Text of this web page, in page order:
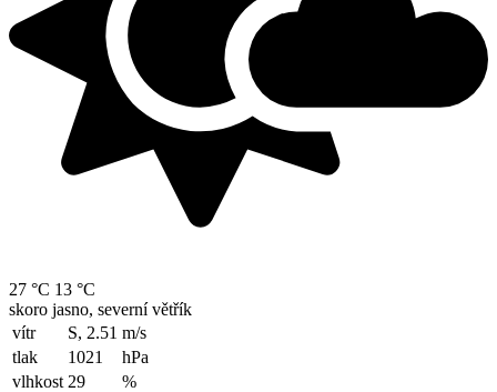
27 °C 13 °C
skoro jasno, severní větřík
vítr
S, 2.51 m/s
tlak
1021
hPa
vlhkost 29
%